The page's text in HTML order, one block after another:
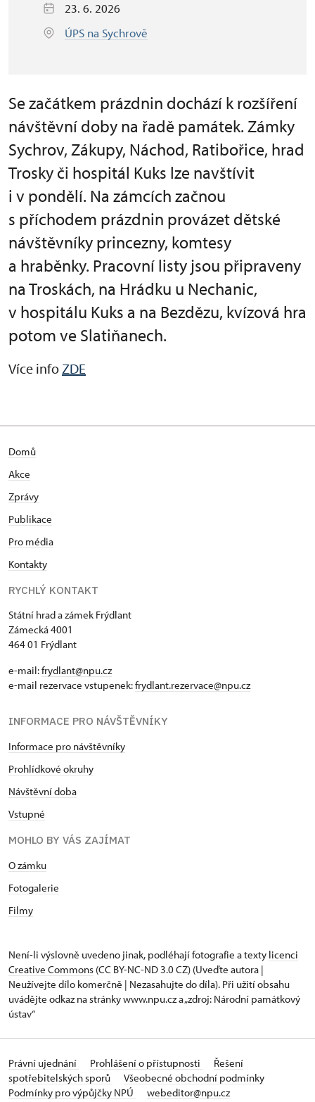
23. 6. 2026
ÚPS na Sychrově
Se začátkem prázdnin dochází k rozšíření
návštěvní doby na řadě památek. Zámky
Sychrov, Zákupy, Náchod, Ratibořice, hrad
Trosky či hospitál Kuks lze navštívit
i v pondělí. Na zámcích začnou
s příchodem prázdnin provázet dětské
návštěvníky princezny, komtesy
a hraběnky. Pracovní listy jsou připraveny
na Troskách, na Hrádku u Nechanic,
v hospitálu Kuks a na Bezdězu, kvízová hra
potom ve Slatiňanech.
Více infoZDE
Domů
Akce
Zprávy
Publikace
Pro média
Kontakty
RYCHLÝ KONTAKT
Státní hrad a zámek Frýdlant
Zámecká 4001
464 01 Frýdlant
e-mail:frydlant@npu.cz
e-mail rezervace vstupenek:frydlant.rezervace@npu.cz
INFORMACE PRO NÁVŠTĚVNÍKY
Informace pro návštěvníky
Prohlídkové okruhy
Návštěvní doba
Vstupné
MOHLO BY VÁS ZAJÍMAT
O zámku
Fotogalerie
Filmy
Není-li výslovně uvedeno jinak, podléhají fotografie a texty licenci
Creative Commons (CC BY-NC-ND 3.0 CZ) (Uveďte autora |
Neužívejte dílo komerčně | Nezasahujte do díla). Při užití obsahu
uvádějte odkaz na stránky www.npu.cz a „zdroj: Národní památkový
ústav“
Právní ujednání Prohlášení o přístupnosti
Řešení
spotřebitelských sporů
Všeobecné obchodní podmínky
Podmínky pro výpůjčky NPÚ
webeditor@npu.cz